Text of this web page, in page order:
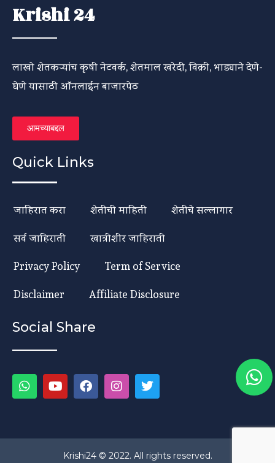
Krishi 24
लाखो शेतकऱ्यांच कृषी नेटवर्क, शेतमाल खरेदी, विक्री, भाड्याने देणे-
घेणे यासाठी ऑनलाईन बाजारपेठ
आमच्याबद्दल
Quick Links
जाहिरात करा शेतीची माहिती
शेतीचे सल्लागार
सर्व जाहिराती
खात्रीशीर जाहिराती
Privacy Policy
Term of Service
Disclaimer
Affiliate Disclosure
Social Share
Krishi24 © 2022. All rights reserved.